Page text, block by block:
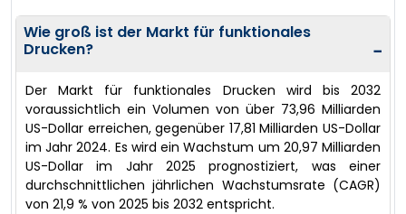
Wie groß ist der Markt für funktionales
Drucken?
−
Der Markt für funktionales Drucken wird bis 2032
voraussichtlich ein Volumen von über 73,96 Milliarden
US-Dollar erreichen, gegenüber 17,81 Milliarden US-Dollar
im Jahr 2024. Es wird ein Wachstum um 20,97 Milliarden
US-Dollar im Jahr 2025 prognostiziert, was einer
durchschnittlichen jährlichen Wachstumsrate (CAGR)
von 21,9 % von 2025 bis 2032 entspricht.